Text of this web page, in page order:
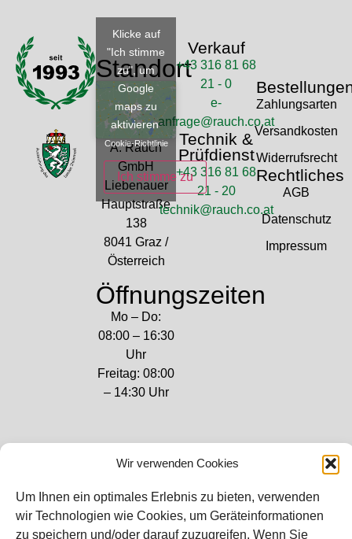
Wir verwenden Cookies
Um Ihnen ein optimales Erlebnis zu bieten, verwenden
wir Technologien wie Cookies, um Geräteinformationen
zu speichern und/oder darauf zuzugreifen. Wenn Sie
Standort
Klicke auf
"Ich stimme
zu", um
Google
maps zu
aktivieren
Cookie-Richtlinie
Ich stimme zu
A. Rauch
GmbH
Liebenauer
Hauptstraße
138
8041 Graz /
Österreich
Öffnungszeiten
Mo – Do:
08:00 – 16:30
Uhr
Freitag: 08:00
– 14:30 Uhr
Verkauf
+43 316 81 68
21 - 0
e-
anfrage@rauch.co.at
Technik &
Prüfdienst
+43 316 81 68
21 - 20
technik@rauch.co.at
Zahlungsarten
Versandkosten
Widerrufsrecht
Rechtliches
AGB
Datenschutz
Impressum
Bei diesem Webshop handelt es sich um
einen B2B-Webshop
RAUCH – Ihr Experte aus Österreich für Waagen,